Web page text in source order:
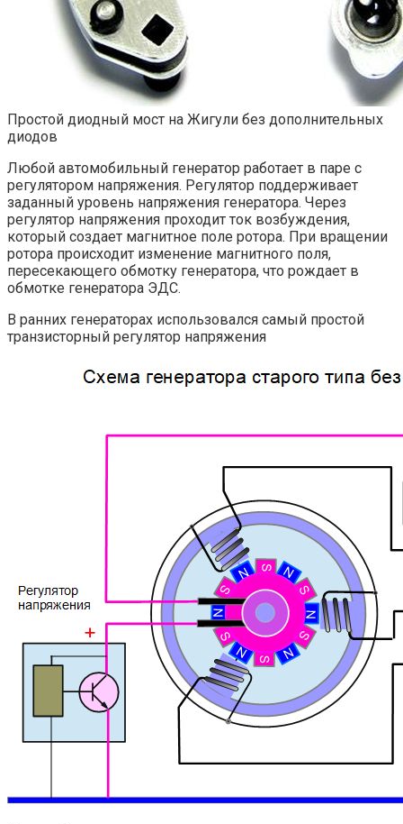
Простой диодный мост на Жигули без дополнительных
диодов
Любой автомобильный генератор работает в паре с
регулятором напряжения. Регулятор поддерживает
заданный уровень напряжения генератора. Через
регулятор напряжения проходит ток возбуждения,
который создает магнитное поле ротора. При вращении
ротора происходит изменение магнитного поля,
пересекающего обмотку генератора, что рождает в
обмотке генератора ЭДС.
В ранних генераторах использовался самый простой
транзисторный регулятор напряжения